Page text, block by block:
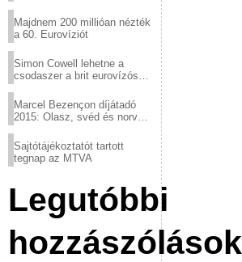
Majdnem 200 millióan nézték
a 60. Eurovíziót
Simon Cowell lehetne a
csodaszer a brit eurovízós
Marcel Bezençon díjátadó
2015: Olasz, svéd és norvég
Sajtótájékoztatót tartott
tegnap az MTVA
Legutóbbi
hozzászólások